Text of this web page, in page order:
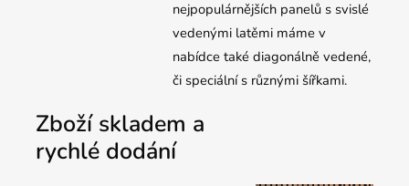
nejpopulárnějších panelů s svislé
vedenými latěmi máme v
nabídce také diagonálně vedené,
či speciální s různými šířkami.
Zboží skladem a
rychlé dodání